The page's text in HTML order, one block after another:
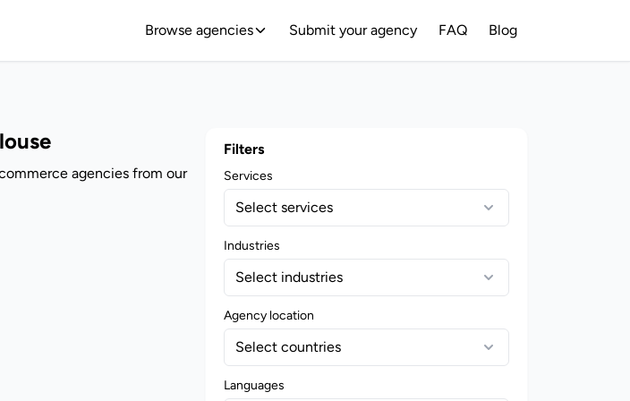
Browse agencies Submit your agency FAQ Blog
agencies from our
Filters
Services
Select services
Industries
Select industries
Agency location
Select countries
Languages